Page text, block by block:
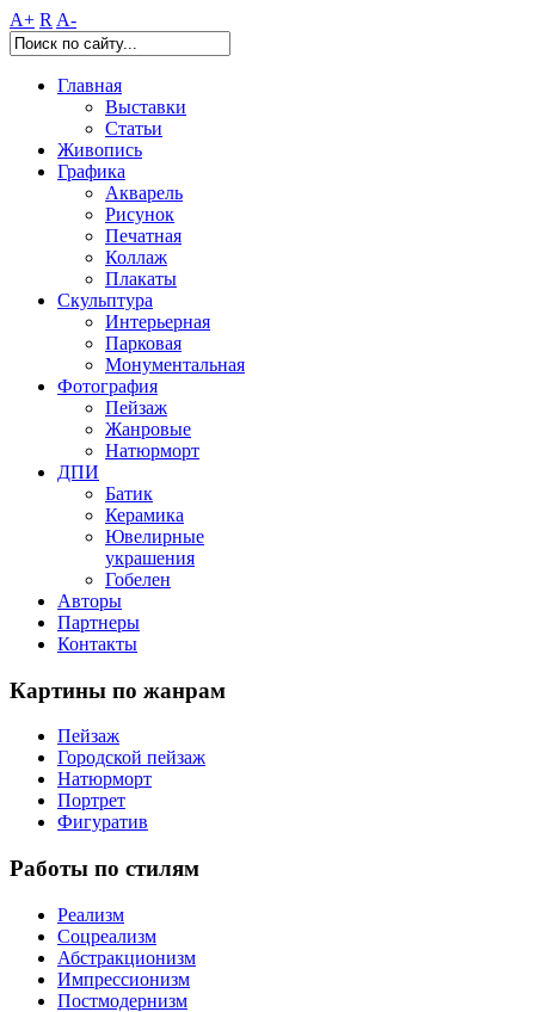
A+ R A-
Главная
Выставки
Статьи
Живопись
Графика
Акварель
Рисунок
Печатная
Коллаж
Плакаты
Скульптура
Интерьерная
Парковая
Монументальная
Фотография
Пейзаж
Жанровые
Натюрморт
ДПИ
Батик
Керамика
Ювелирные
украшения
Гобелен
Авторы
Партнеры
Контакты
Картины по жанрам
Пейзаж
Городской пейзаж
Натюрморт
Портрет
Фигуратив
Работы по стилям
Реализм
Соцреализм
Абстракционизм
Импрессионизм
Постмодернизм